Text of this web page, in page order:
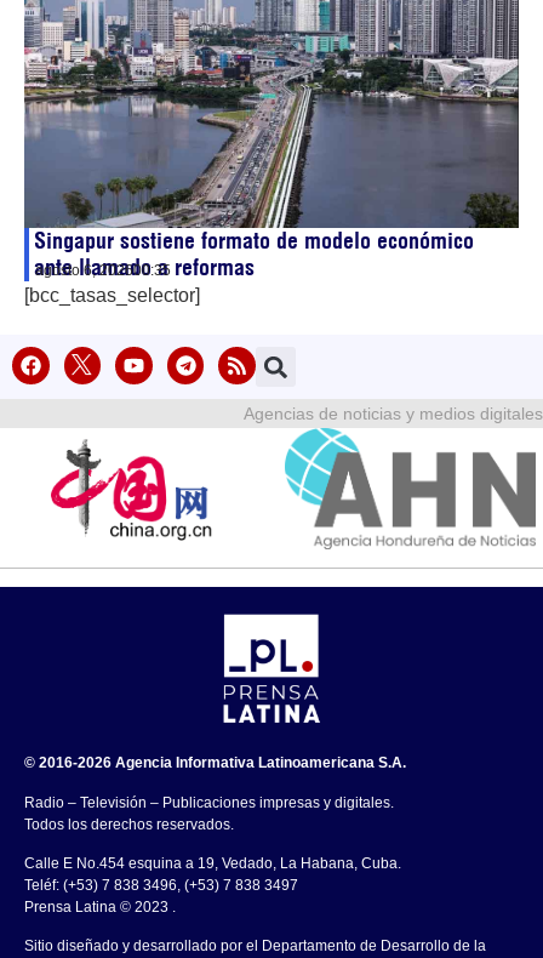
Singapur sostiene formato de modelo económico
ante llamado a reformas
agosto 6, 202600:35
[bcc_tasas_selector]
Agencias de noticias y medios digitales
© 2016-2026 Agencia Informativa Latinoamericana S.A.
Radio – Televisión – Publicaciones impresas y digitales.
Todos los derechos reservados.
Calle E No.454 esquina a 19, Vedado, La Habana, Cuba.
Teléf: (+53) 7 838 3496, (+53) 7 838 3497
Prensa Latina © 2023 .
Sitio diseñado y desarrollado por el Departamento de Desarrollo de la